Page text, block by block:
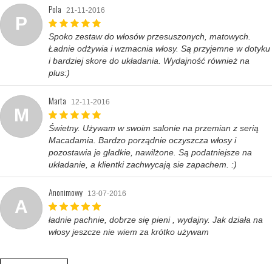
P
Pola 21-11-2016
Spoko zestaw do włosów przesuszonych, matowych.
Ładnie odżywia i wzmacnia włosy. Są przyjemne w dotyku
i bardziej skore do układania. Wydajność również na
plus:)
M
Marta 12-11-2016
Świetny. Używam w swoim salonie na przemian z serią
Macadamia. Bardzo porządnie oczyszcza włosy i
pozostawia je gładkie, nawilżone. Są podatniejsze na
układanie, a klientki zachwycają sie zapachem. :)
A
Anonimowy 13-07-2016
ładnie pachnie, dobrze się pieni , wydajny. Jak działa na
włosy jeszcze nie wiem za krótko używam